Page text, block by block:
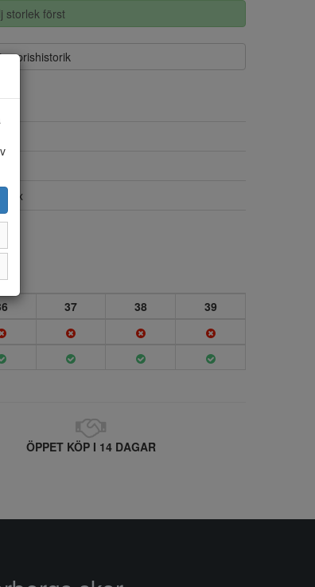
storlek först
prishistorik
Tex
37 38
39
ÖPPET KÖP I 14 DAGAR